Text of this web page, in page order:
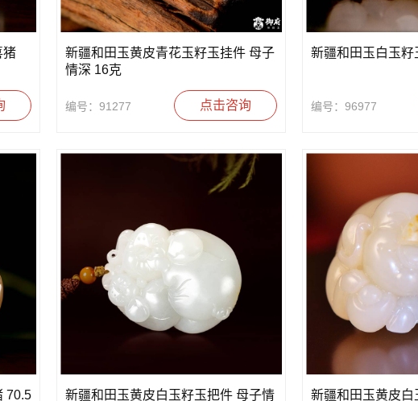
猪
新疆和田玉黄皮青花玉籽玉挂件 母子
情深 16克
编号：91277 点击咨询
新疆和田玉白玉
编号：96977
70.5
新疆和田玉黄皮白玉籽玉把件 母子情
新疆和田玉黄皮白